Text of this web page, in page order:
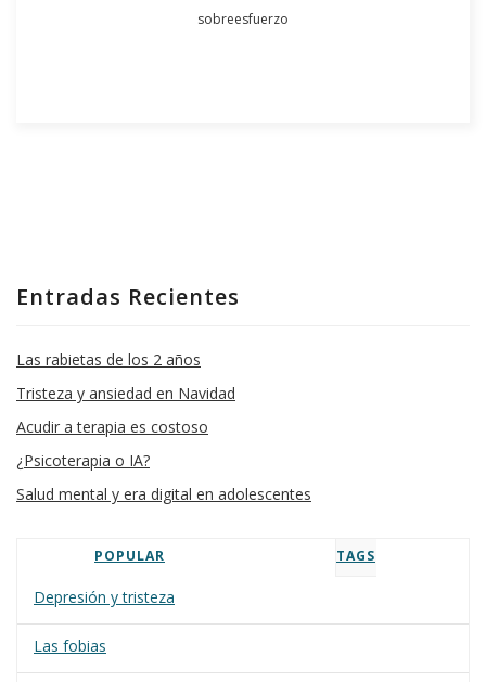
sobreesfuerzo
Entradas Recientes
Las rabietas de los 2 años
Tristeza y ansiedad en Navidad
Acudir a terapia es costoso
¿Psicoterapia o IA?
Salud mental y era digital en adolescentes
POPULAR TAGS
Depresión y tristeza
Las fobias